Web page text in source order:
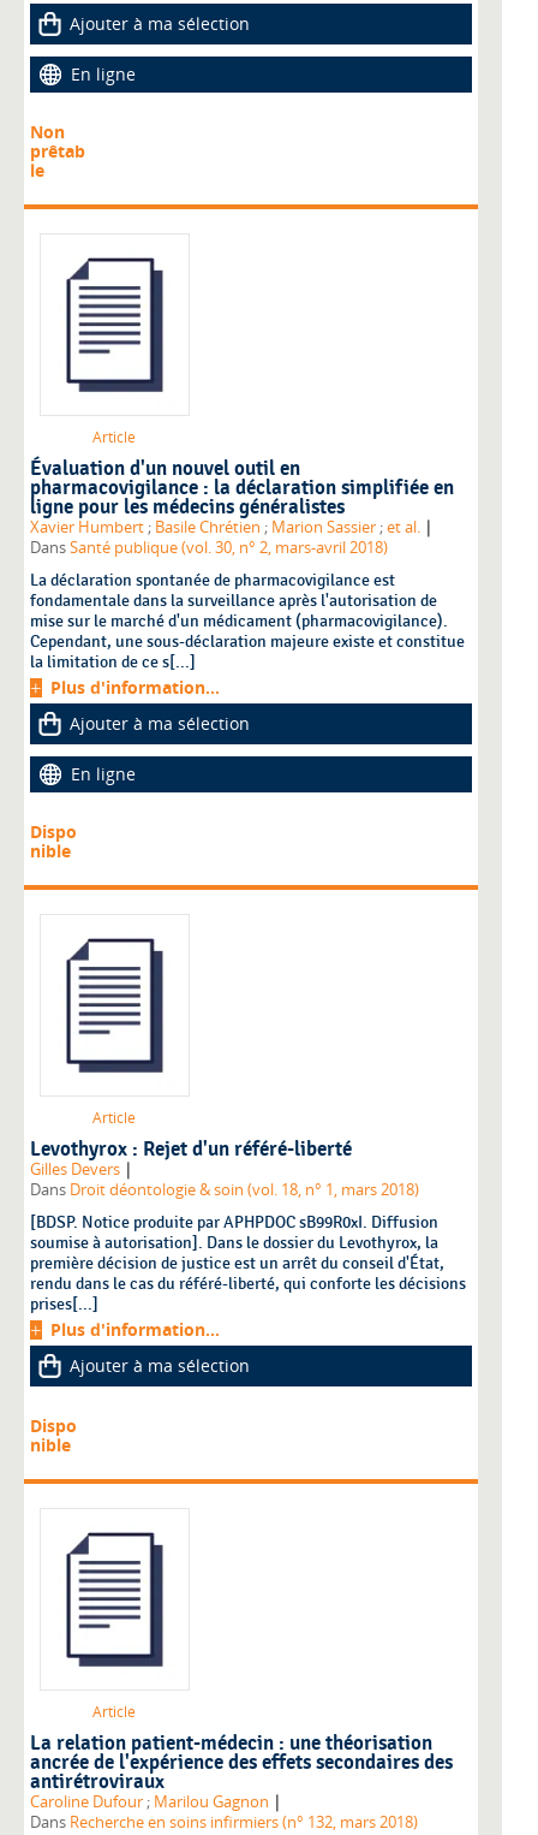
Ajouter à ma sélection
En ligne
Non
prêtab
le
Article
Évaluation d'un nouvel outil en
pharmacovigilance : la déclaration simplifiée en
ligne pour les médecins généralistes
Xavier Humbert ; Basile Chrétien ; Marion Sassier ;et al. |
DansSanté publique (vol. 30, n° 2, mars-avril 2018)
La déclaration spontanée de pharmacovigilance est
fondamentale dans la surveillance après l'autorisation de
mise sur le marché d'un médicament (pharmacovigilance).
Cependant, une sous-déclaration majeure existe et constitue
la limitation de ce s[...]
Plus d'information...
Ajouter à ma sélection
En ligne
Dispo
nible
Article
Levothyrox : Rejet d'un référé-liberté
Gilles Devers |
Dans Droit déontologie & soin (vol. 18, n° 1, mars 2018)
[BDSP. Notice produite par APHPDOC sB99R0xI. Diffusion
soumise à autorisation]. Dans le dossier du Levothyrox, la
première décision de justice est un arrêt du conseil d'État,
rendu dans le cas du référé-liberté, qui conforte les décisions
prises[...]
Plus d'information...
Ajouter à ma sélection
Dispo
nible
Article
La relation patient-médecin : une théorisation
ancrée de l'expérience des effets secondaires des
antirétroviraux
Caroline Dufour ; Marilou Gagnon |
Dans Recherche en soins infirmiers (n° 132, mars 2018)